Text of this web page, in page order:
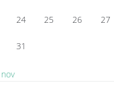
24 25 26 27
31